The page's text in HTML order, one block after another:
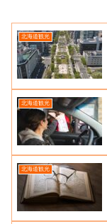
北海道観光
北海道観光
北海道観光